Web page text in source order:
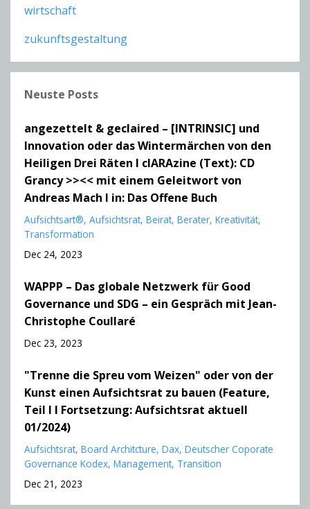
wirtschaft
zukunftsgestaltung
Neuste Posts
angezettelt & geclaired – [INTRINSIC] und
Innovation oder das Wintermärchen von den
Heiligen Drei Räten I clARAzine (Text): CD
Grancy >><< mit einem Geleitwort von
Andreas Mach I in: Das Offene Buch
Aufsichtsart® Aufsichtsrat Beirat Berater Kreativität
Transformation
Dec 24, 2023
WAPPP – Das globale Netzwerk für Good
Governance und SDG – ein Gespräch mit Jean-
Christophe Coullaré
Dec 23, 2023
"Trenne die Spreu vom Weizen" oder von der
Kunst einen Aufsichtsrat zu bauen (Feature,
Teil I I Fortsetzung: Aufsichtsrat aktuell
01/2024)
Aufsichtsrat Board Architcture Dax Deutscher Coporate
Governance Kodex Management Transition
Dec 21, 2023